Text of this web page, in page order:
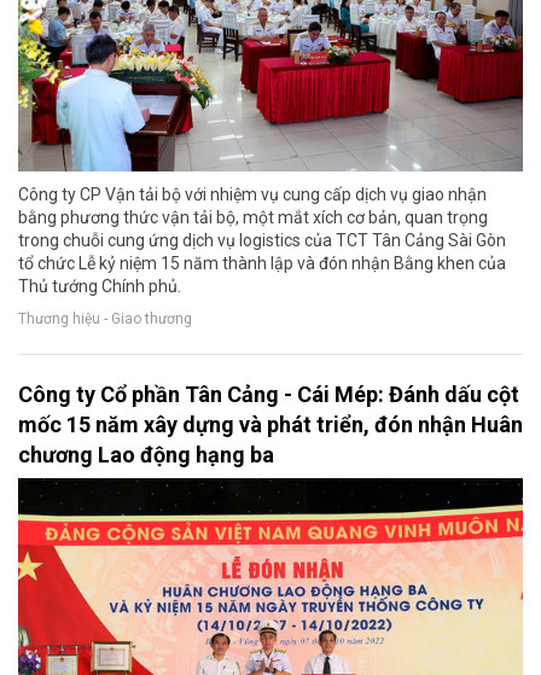
Công ty CP Vận tải bộ với nhiệm vụ cung cấp dịch vụ giao nhận
bằng phương thức vận tải bộ, một mắt xích cơ bản, quan trọng
trong chuỗi cung ứng dịch vụ logistics của TCT Tân Cảng Sài Gòn
tổ chức Lễ kỷ niệm 15 năm thành lập và đón nhận Bằng khen của
Thủ tướng Chính phủ.
Thương hiệu - Giao thương
Công ty Cổ phần Tân Cảng - Cái Mép: Đánh dấu cột
mốc 15 năm xây dựng và phát triển, đón nhận Huân
chương Lao động hạng ba